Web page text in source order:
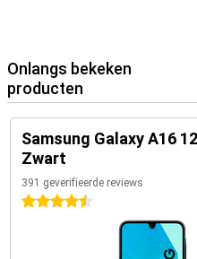
Onlangs bekeken
producten
Samsung Galaxy A16
Zwart
391 geverifieerde reviews
4.5 sterren